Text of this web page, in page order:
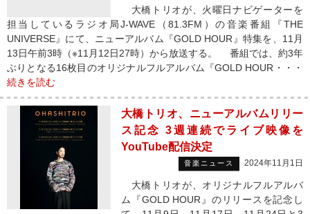
大橋トリオが、火曜日ナビゲーターを
担当しているラジオ局J-WAVE（81.3FM）の音楽番組『THE
UNIVERSE』にて、ニューアルバム『GOLD HOUR』特集を、11月
13日午前3時（※11月12日27時）から放送する。 番組では、約3年
ぶりとなる16枚目のオリジナルフルアルバム『GOLD HOUR・・・
続きを読む
大橋トリオ、ニューアルバムリリー
ス記念 3週連続でライブ映像を
YouTube配信決定
音楽ニュース 2024年11月1日
大橋トリオが、オリジナルフルアルバ
ム『GOLD HOUR』のリリースを記念し